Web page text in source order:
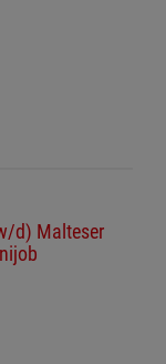
d) Malteser